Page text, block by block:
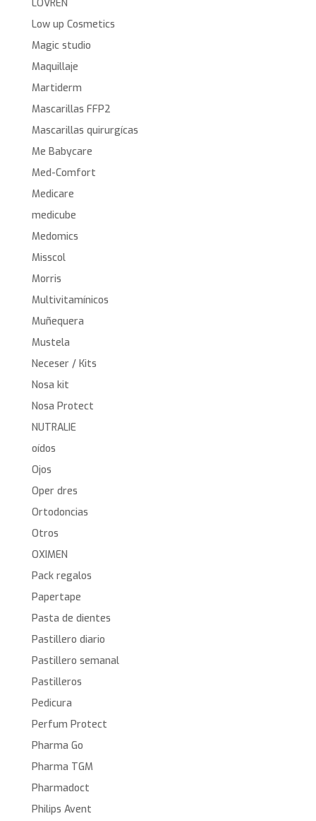
LOVREN
Low up Cosmetics
Magic studio
Maquillaje
Martiderm
Mascarillas FFP2
Mascarillas quirurgícas
Me Babycare
Med-Comfort
Medicare
medicube
Medomics
Misscol
Morris
Multivitamínicos
Muñequera
Mustela
Neceser / Kits
Nosa kit
Nosa Protect
NUTRALIE
oídos
Ojos
Oper dres
Ortodoncias
Otros
OXIMEN
Pack regalos
Papertape
Pasta de dientes
Pastillero diario
Pastillero semanal
Pastilleros
Pedicura
Perfum Protect
Pharma Go
Pharma TGM
Pharmadoct
Philips Avent